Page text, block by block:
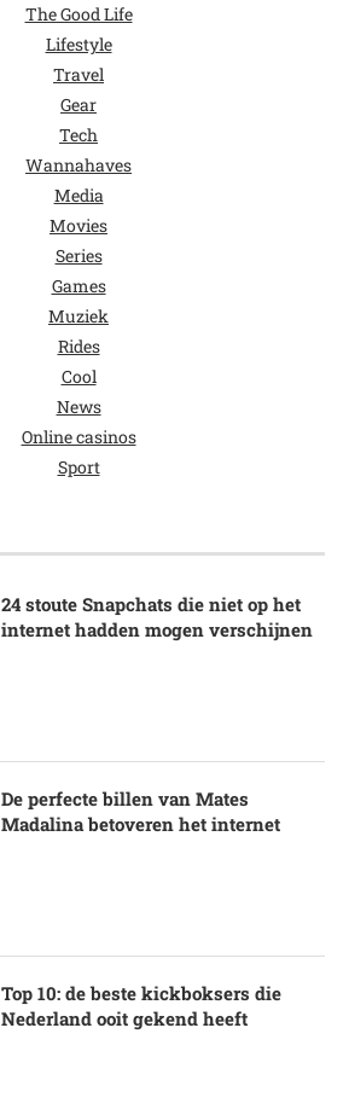
The Good Life
Lifestyle
Travel
Gear
Tech
Wannahaves
Media
Movies
Series
Games
Muziek
Rides
Cool
News
Online casinos
Sport
24 stoute Snapchats die niet op het
internet hadden mogen verschijnen
De perfecte billen van Mates
Madalina betoveren het internet
Top 10: de beste kickboksers die
Nederland ooit gekend heeft